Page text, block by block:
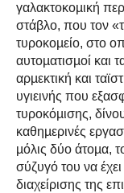
γαλακτοκοµική
στάβλο, που τον
τυροκοµείο, στο
αυτοµατισµοί και
αρµεκτική και
υγιεινής που
τυροκόµισης,
καθηµερινές
µόλις δύο άτοµα,
σύζυγό του να
διαχείρισης της